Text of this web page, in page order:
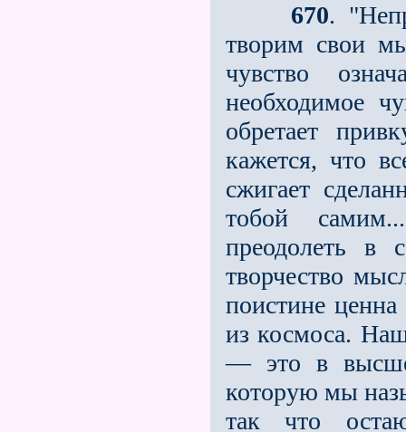
670.
творим свои
чувство
необходимое
обретает
кажется, что
сжигает
тобой
преодолеть в
творчество
поистине
из космоса.
— это в
которую мы
так что